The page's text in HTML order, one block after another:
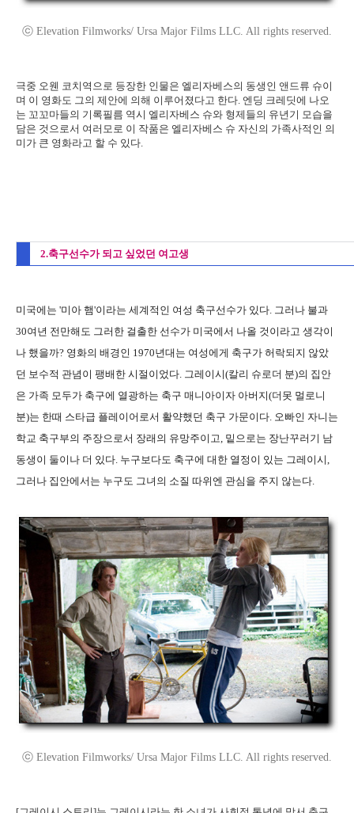
ⓒ Elevation Filmworks/ Ursa Major Films LLC. All rights reserved.
극중 오웬 코치역으로 등장한 인물은 엘리자베스의 동생인 앤드류 슈이
며 이 영화도 그의 제안에 의해 이루어졌다고 한다. 엔딩 크레딧에 나오
는 꼬꼬마들의 기록필름 역시 엘리자베스 슈와 형제들의 유년기 모습을
담은 것으로서 여러모로 이 작품은 엘리자베스 슈 자신의 가족사적인 의
미가 큰 영화라고 할 수 있다.
2.축구선수가 되고 싶었던 여고생
미국에는 '미아 햄'이라는 세계적인 여성 축구선수가 있다. 그러나 불과
30여년 전만해도 그러한 걸출한 선수가 미국에서 나올 것이라고 생각이
나 했을까? 영화의 배경인 1970년대는 여성에게 축구가 허락되지 않았
던 보수적 관념이 팽배한 시절이었다. 그레이시(칼리 슈로더 분)의 집안
은 가족 모두가 축구에 열광하는 축구 매니아이자 아버지(더못 멀로니
분)는 한때 스타급 플레이어로서 활약했던 축구 가문이다. 오빠인 자니는
학교 축구부의 주장으로서 장래의 유망주이고, 밑으로는 장난꾸러기 남
동생이 둘이나 더 있다. 누구보다도 축구에 대한 열정이 있는 그레이시,
그러나 집안에서는 누구도 그녀의 소질 따위엔 관심을 주지 않는다.
ⓒ Elevation Filmworks/ Ursa Major Films LLC. All rights reserved.